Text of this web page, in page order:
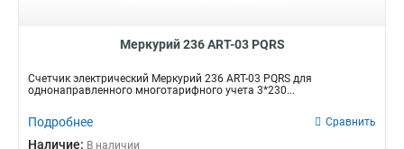
Меркурий 236 АRT-03 PQRS
Счетчик электрический Меркурий 236 АRT-03 PQRS для
однонаправленного многотарифного учета 3*230...
Подробнее Сравнить
Наличие: В наличии